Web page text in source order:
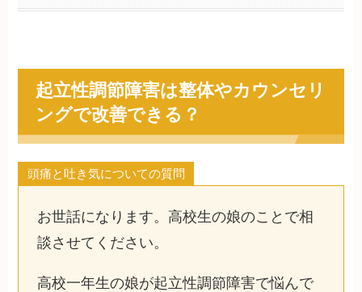
起立性調節障害は整体やカウンセリ
ングで改善できる？
頭痛と吐き気についての質問
お世話になります。高校生の娘のことで相
談させてください。
高校一年生の娘が起立性調節障害で悩んで